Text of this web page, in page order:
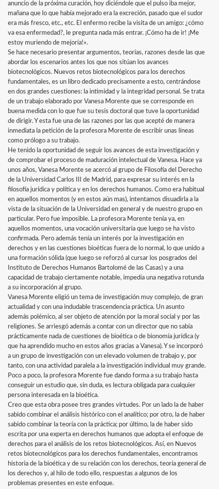
anuncio de la próxima curación, hoy diciéndole que el pulso iba mejor,
mañana que lo que había mejorado era la excreción, pasado que el sudor
era más fresco, etc., etc. El enfermo recibe la visita de un amigo: ¿cómo
va esa enfermedad?, le pregunta nada más entrar. ¡Cómo ha de ir! ¡Me
estoy muriendo de mejoría!».
Se hace necesario presentar argumentos, teorías, razones desde las que
abordar los escenarios antes los que nos sitúan los avances
biotecnológicos. Nuevos retos biotecnológicos para los derechos
fundamentales, es un libro dedicado precisamente a esto, centrándose
en dos grandes cuestiones: la intimidad y la integridad personal. Se trata
de un trabajo elaborado por Vanesa Morente que se corresponde en
buena medida con lo que fue su tesis doctoral que tuve la oportunidad
de dirigir. Y esta fue una de las razones por las que acepté de manera
inmediata la petición de la profesora Morente de escribir unas líneas
como prólogo a su trabajo.
He tenido la oportunidad de seguir los avances de esta investigación y
de comprobar el proceso de maduración intelectual de Vanesa. Hace ya
unos años, Vanesa Morente se acercó al grupo de Filosofía del Derecho
de la Universidad Carlos III de Madrid, para expresar su interés en la
filosofía jurídica y política y en los derechos humanos. Como era habitual
en aquellos momentos (y en estos aún mas), intentamos disuadirla a la
vista de la situación de la Universidad en general y de nuestro grupo en
particular. Pero fue imposible. La profesora Morente tenía ya, en
aquellos momentos, una vocación universitaria que luego se ha visto
confirmada. Pero además tenía un interés por la investigación en
derechos y en las cuestiones bioéticas fuera de lo normal, lo que unido a
una formación sólida (que luego se reforzó al cursar los posgrados del
Instituto de Derechos Humanos Bartolomé de las Casas) y a una
capacidad de trabajo ciertamente notable, impedía una negativa rotunda
a su incorporación al grupo.
Vanesa Morente eligió un tema de investigación muy complejo, de gran
actualidad y con una indudable trascendencia práctica. Un asunto
además polémico, al ser objeto de atención por la moral social y por las
religiones. Se arriesgó además a contar con un director que no sabía
prácticamente nada de cuestiones de bioética o de bionomía jurídica (y
que ha aprendido mucho en estos años gracias a Vanesa). Y se incorporó
a un grupo de investigación con un elevado volumen de trabajo y, por
tanto, con una actividad paralela a la investigación individual muy grande.
Poco a poco, la profesora Morente fue dando forma a su trabajo hasta
conseguir un estudio que, sin duda, es lectura obligada para cualquier
persona interesada en la bioética.
Creo que esta obra posee tres grandes virtudes. Por un lado la de haber
sabido combinar el análisis histórico con el analítico; por otro, la de haber
sabido combinar la teoría con la práctica; por último, la de haber sido
escrita por una experta en derechos humanos que adopta el enfoque de
derechos para el análisis de los retos biotecnológicos. Así, en Nuevos
retos biotecnológicos para los derechos fundamentales, encontramos
historia de la bioética y de su relación con los derechos, teoría general de
los derechos y, al hilo de todo ello, respuestas a algunos de los
problemas presentes en este enfoque.